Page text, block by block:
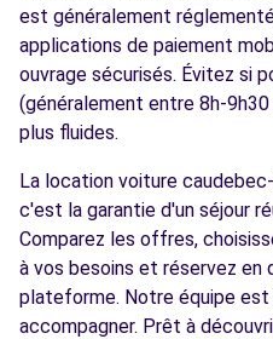
est généralement
applications de paiement
ouvrage sécurisés. Évitez si
(généralement entre 8h-
plus fluides.
La location voiture
c'est la garantie d'un séjour
Comparez les offres,
à vos besoins et réservez en
plateforme. Notre équipe
accompagner. Prêt à